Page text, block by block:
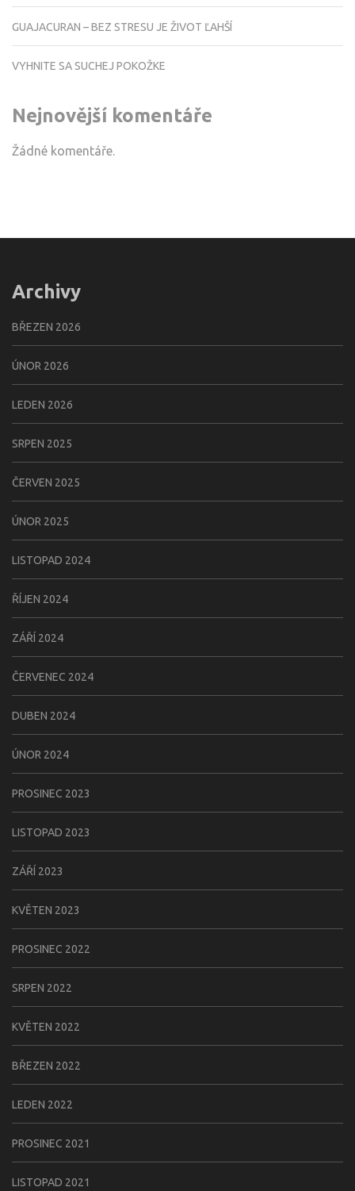
GUAJACURAN – BEZ STRESU JE ŽIVOT ĽAHŠÍ
VYHNITE SA SUCHEJ POKOŽKE
Nejnovější komentáře
Žádné komentáře.
Archivy
BŘEZEN 2026
ÚNOR 2026
LEDEN 2026
SRPEN 2025
ČERVEN 2025
ÚNOR 2025
LISTOPAD 2024
ŘÍJEN 2024
ZÁŘÍ 2024
ČERVENEC 2024
DUBEN 2024
ÚNOR 2024
PROSINEC 2023
LISTOPAD 2023
ZÁŘÍ 2023
KVĚTEN 2023
PROSINEC 2022
SRPEN 2022
KVĚTEN 2022
BŘEZEN 2022
LEDEN 2022
PROSINEC 2021
LISTOPAD 2021